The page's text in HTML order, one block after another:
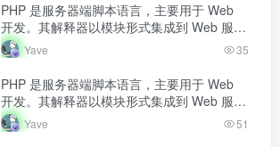
PHP 是服务器端脚本语言，主要用于 Web
开发。其解释器以模块形式集成到 Web 服务
器中，当收到请求时执行 PHP 代码，生成动
态内容返回给客户端。
Yave 35
PHP 是服务器端脚本语言，主要用于 Web
开发。其解释器以模块形式集成到 Web 服务
器中，当收到请求时执行 PHP 代码，生成动
态内容返回给客户端。
Yave 51